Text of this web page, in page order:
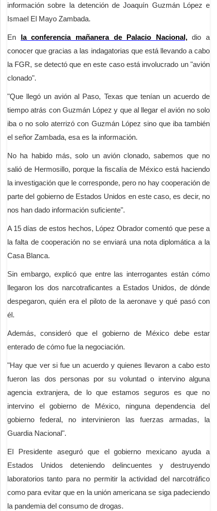
información sobre la detención de Joaquín Guzmán López e
Ismael El Mayo Zambada.
En la conferencia mañanera de Palacio Nacional,dio a
conocer que gracias a las indagatorias que está llevando a cabo
la FGR, se detectó que en este caso está involucrado un "avión
clonado".
"Que llegó un avión al Paso, Texas que tenían un acuerdo de
tiempo atrás con Guzmán López y que al llegar el avión no solo
iba o no solo aterrizó con Guzmán López sino que iba también
el señor Zambada, esa es la información.
No ha habido más, solo un avión clonado, sabemos que no
salió de Hermosillo, porque la fiscalía de México está haciendo
la investigación que le corresponde, pero no hay cooperación de
parte del gobierno de Estados Unidos en este caso, es decir, no
nos han dado información suficiente".
A 15 días de estos hechos, López Obrador comentó que pese a
la falta de cooperación no se enviará una nota diplomática a la
Casa Blanca.
Sin embargo, explicó que entre las interrogantes están cómo
llegaron los dos narcotraficantes a Estados Unidos, de dónde
despegaron, quién era el piloto de la aeronave y qué pasó con
él.
Además, consideró que el gobierno de México debe estar
enterado de cómo fue la negociación.
"Hay que ver si fue un acuerdo y quienes llevaron a cabo esto
fueron las dos personas por su voluntad o intervino alguna
agencia extranjera, de lo que estamos seguros es que no
intervino el gobierno de México, ninguna dependencia del
gobierno federal, no intervinieron las fuerzas armadas, la
Guardia Nacional".
El Presidente aseguró que el gobierno mexicano ayuda a
Estados Unidos deteniendo delincuentes y destruyendo
laboratorios tanto para no permitir la actividad del narcotráfico
como para evitar que en la unión americana se siga padeciendo
la pandemia del consumo de drogas.